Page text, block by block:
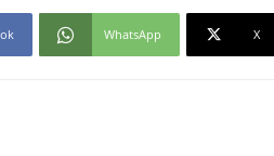
WhatsApp X